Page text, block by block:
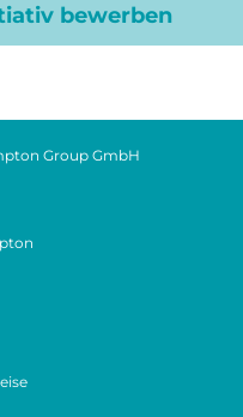
bewerben
Group GmbH